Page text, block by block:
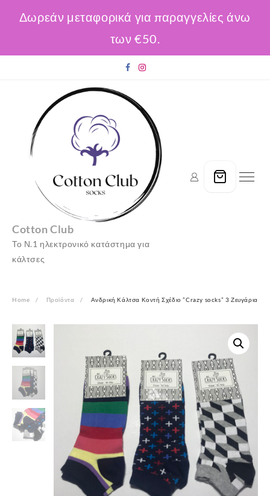
Δωρεάν μεταφορικά για παραγγελίες άνω
των €50.
Cotton Club
Το Ν.1 ηλεκτρονικό κατάστημα για
κάλτσες
Home Προϊόντα Ανδρική Κάλτσα Κοντή Σχέδιο ”Crazy socks” 3 Ζευγάρια